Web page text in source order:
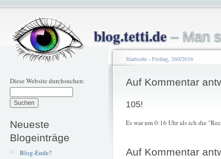
blog.tetti.de– Man
Diese Website durchsuchen:
Neueste
Blogeinträge
Blog-Ende?
Startseite› Freitag, 260/2016
Auf Kommentar
105!
Es war um 0:16 Uhr als ich die
Auf Kommentar